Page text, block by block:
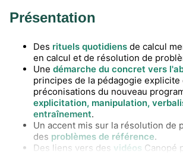
Présentation
Des rituels quotidiens de calcul
en calcul et de résolution de
Une démarche du concret vers
principes de la pédagogie explicite
préconisations du nouveau
explicitation, manipulation,
entraînement.
Un accent mis sur la résolution de
des problèmes de référence.
Des liens vers des vidéos Canopé